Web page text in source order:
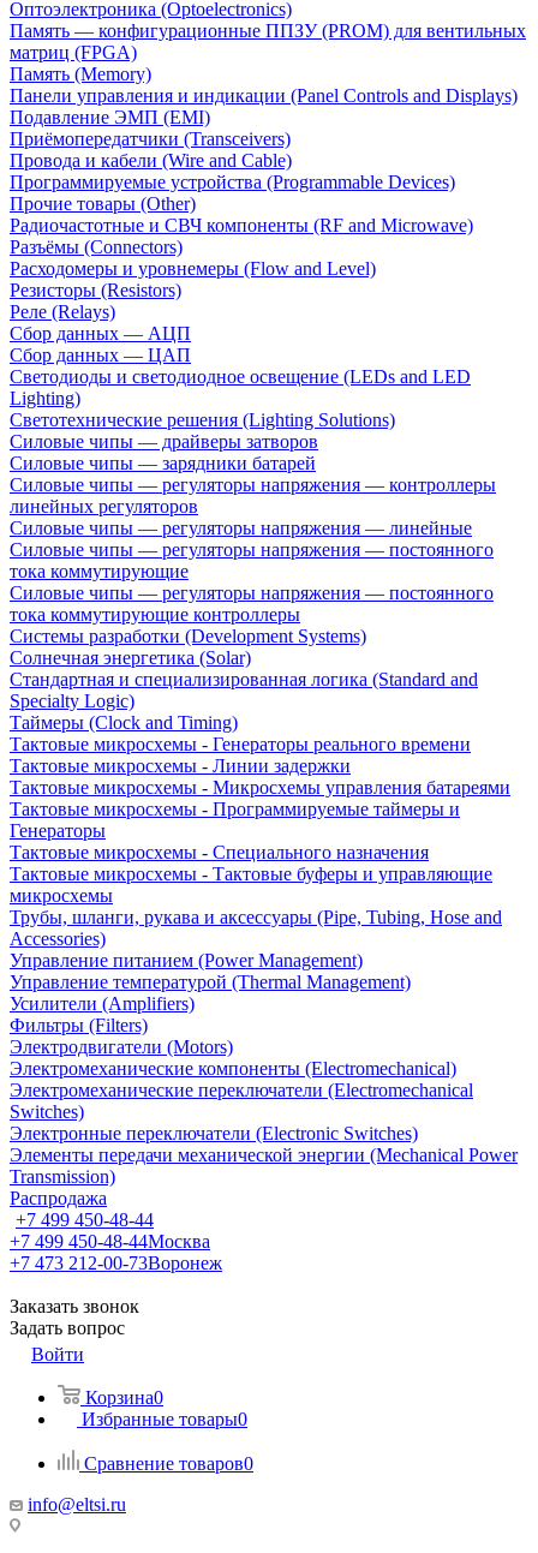
Оптоэлектроника (Optoelectronics)
Память — конфигурационные ППЗУ (PROM) для вентильных
матриц (FPGA)
Память (Memory)
Панели управления и индикации (Panel Controls and Displays)
Подавление ЭМП (EMI)
Приёмопередатчики (Transceivers)
Провода и кабели (Wire and Cable)
Программируемые устройства (Programmable Devices)
Прочие товары (Other)
Радиочастотные и СВЧ компоненты (RF and Microwave)
Разъёмы (Connectors)
Расходомеры и уровнемеры (Flow and Level)
Резисторы (Resistors)
Реле (Relays)
Сбор данных — АЦП
Сбор данных — ЦАП
Светодиоды и светодиодное освещение (LEDs and LED
Lighting)
Светотехнические решения (Lighting Solutions)
Силовые чипы — драйверы затворов
Силовые чипы — зарядники батарей
Силовые чипы — регуляторы напряжения — контроллеры
линейных регуляторов
Силовые чипы — регуляторы напряжения — линейные
Силовые чипы — регуляторы напряжения — постоянного
тока коммутирующие
Силовые чипы — регуляторы напряжения — постоянного
тока коммутирующие контроллеры
Системы разработки (Development Systems)
Солнечная энергетика (Solar)
Стандартная и специализированная логика (Standard and
Specialty Logic)
Таймеры (Clock and Timing)
Тактовые микросхемы - Генераторы реального времени
Тактовые микросхемы - Линии задержки
Тактовые микросхемы - Микросхемы управления батареями
Тактовые микросхемы - Программируемые таймеры и
Генераторы
Тактовые микросхемы - Специального назначения
Тактовые микросхемы - Тактовые буферы и управляющие
микросхемы
Трубы, шланги, рукава и аксессуары (Pipe, Tubing, Hose and
Accessories)
Управление питанием (Power Management)
Управление температурой (Thermal Management)
Усилители (Amplifiers)
Фильтры (Filters)
Электродвигатели (Motors)
Электромеханические компоненты (Electromechanical)
Электромеханические переключатели (Electromechanical
Switches)
Электронные переключатели (Electronic Switches)
Элементы передачи механической энергии (Mechanical Power
Transmission)
Распродажа
+7 499 450-48-44
+7 499 450-48-44Москва
+7 473 212-00-73Воронеж
Заказать звонок
Задать вопрос
Войти
Корзина0
Избранные товары0
Сравнение товаров0
info@eltsi.ru